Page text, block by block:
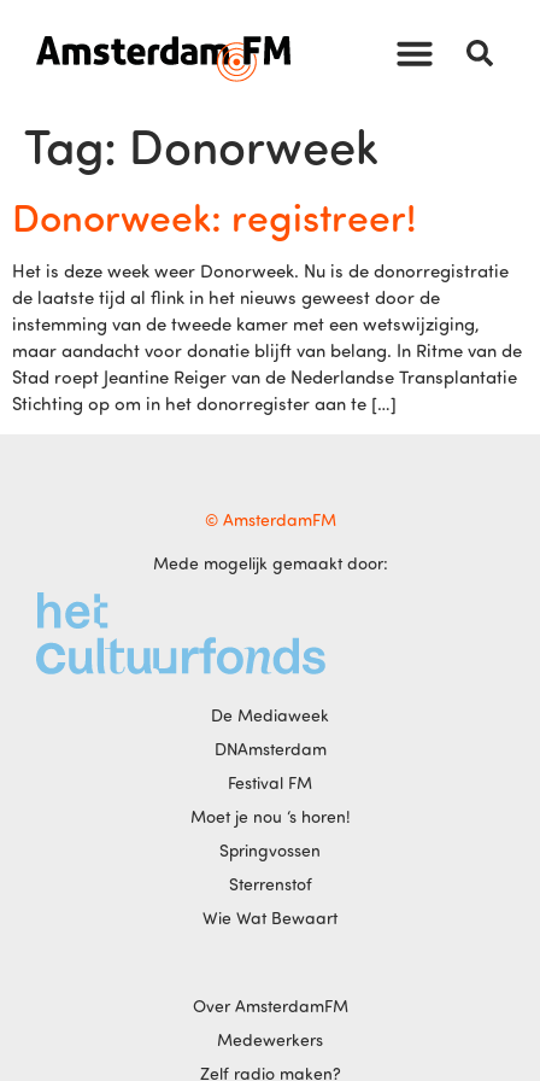
Tag: Donorweek
Donorweek: registreer!
Het is deze week weer Donorweek. Nu is de donorregistratie
de laatste tijd al flink in het nieuws geweest door de
instemming van de tweede kamer met een wetswijziging,
maar aandacht voor donatie blijft van belang. In Ritme van de
Stad roept Jeantine Reiger van de Nederlandse Transplantatie
Stichting op om in het donorregister aan te […]
© AmsterdamFM
Mede mogelijk gemaakt door:
De Mediaweek
DNAmsterdam
Festival FM
Moet je nou ‘s horen!
Springvossen
Sterrenstof
Wie Wat Bewaart
Over AmsterdamFM
Medewerkers
Zelf radio maken?